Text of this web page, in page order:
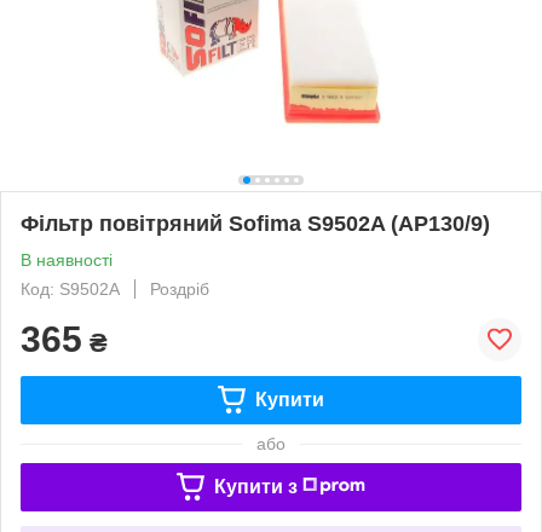
Фільтр повітряний Sofima S9502A (AP130/9)
В наявності
Код: S9502A
Роздріб
365 ₴
Купити
або
Купити з